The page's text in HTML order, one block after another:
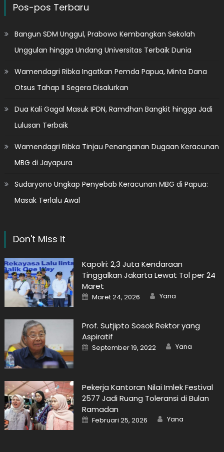
Pos-pos Terbaru
Bangun SDM Unggul, Prabowo Kembangkan Sekolah
Unggulan hingga Undang Universitas Terbaik Dunia
Wamendagri Ribka Ingatkan Pemda Papua, Minta Dana
Otsus Tahap II Segera Disalurkan
Dua Kali Gagal Masuk IPDN, Ramdhan Bangkit hingga Jadi
Lulusan Terbaik
Wamendagri Ribka Tinjau Penanganan Dugaan Keracunan
MBG di Jayapura
Sudaryono Ungkap Penyebab Keracunan MBG di Papua:
Masak Terlalu Awal
Don't Miss it
Kapolri: 2,3 Juta Kendaraan
Tinggalkan Jakarta Lewat Tol per 24
Maret
Posted
on
Maret 24, 2026 Author
Yana
Prof. Sutjipto Sosok Rektor yang
Aspiratif
Posted
on
September 19, 2022 Author
Yana
Pekerja Kantoran Nilai Imlek Festival
2577 Jadi Ruang Toleransi di Bulan
Ramadan
Posted
on
Februari 25, 2026 Author
Yana